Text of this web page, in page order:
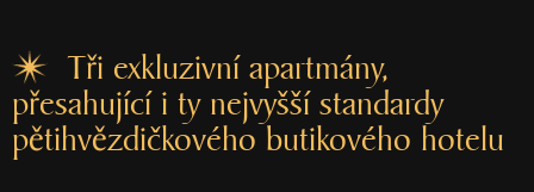
Tři exkluzivní apartmány,
přesahující i ty nejvyšší standardy
pětihvězdičkového butikového hotelu